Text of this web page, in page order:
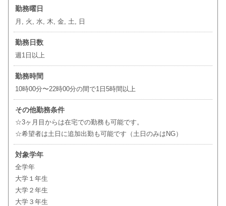
勤務曜日
月, 火, 水, 木, 金, 土, 日
勤務日数
週1日以上
勤務時間
10時00分〜22時00分の間で1日5時間以上
その他勤務条件
☆3ヶ月目からは在宅での勤務も可能です。
☆希望者は土日に追加出勤も可能です（土日のみはNG）
対象学年
全学年
大学１年生
大学２年生
大学３年生